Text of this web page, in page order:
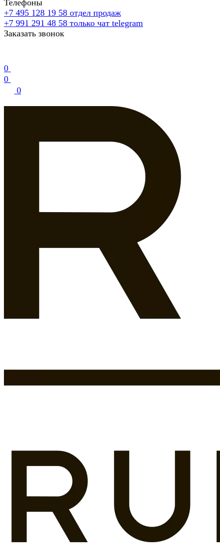
Телефоны
+7 495 128 19 58 отдел продаж
+7 991 291 48 58 только чат telegram
Заказать звонок
0
0
0